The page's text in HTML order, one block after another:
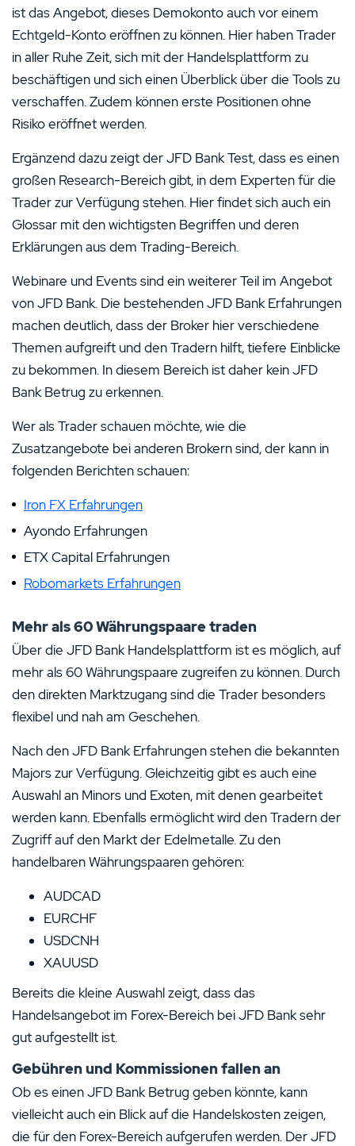
ist das Angebot, dieses Demokonto auch vor einem
Echtgeld-Konto eröffnen zu können. Hier haben Trader
in aller Ruhe Zeit, sich mit der Handelsplattform zu
beschäftigen und sich einen Überblick über die Tools zu
verschaffen. Zudem können erste Positionen ohne
Risiko eröffnet werden.
Ergänzend dazu zeigt der JFD Bank Test, dass es einen
großen Research-Bereich gibt, in dem Experten für die
Trader zur Verfügung stehen. Hier findet sich auch ein
Glossar mit den wichtigsten Begriffen und deren
Erklärungen aus dem Trading-Bereich.
Webinare und Events sind ein weiterer Teil im Angebot
von JFD Bank. Die bestehenden JFD Bank Erfahrungen
machen deutlich, dass der Broker hier verschiedene
Themen aufgreift und den Tradern hilft, tiefere Einblicke
zu bekommen. In diesem Bereich ist daher kein JFD
Bank Betrug zu erkennen.
Wer als Trader schauen möchte, wie die
Zusatzangebote bei anderen Brokern sind, der kann in
folgenden Berichten schauen:
Iron FX Erfahrungen
Ayondo Erfahrungen
ETX Capital Erfahrungen
Robomarkets Erfahrungen
Mehr als 60 Währungspaare traden
Über die JFD Bank Handelsplattform ist es möglich, auf
mehr als 60 Währungspaare zugreifen zu können. Durch
den direkten Marktzugang sind die Trader besonders
flexibel und nah am Geschehen.
Nach den JFD Bank Erfahrungen stehen die bekannten
Majors zur Verfügung. Gleichzeitig gibt es auch eine
Auswahl an Minors und Exoten, mit denen gearbeitet
werden kann. Ebenfalls ermöglicht wird den Tradern der
Zugriff auf den Markt der Edelmetalle. Zu den
handelbaren Währungspaaren gehören:
AUDCAD
EURCHF
USDCNH
XAUUSD
Bereits die kleine Auswahl zeigt, dass das
Handelsangebot im Forex-Bereich bei JFD Bank sehr
gut aufgestellt ist.
Gebühren und Kommissionen fallen an
Ob es einen JFD Bank Betrug geben könnte, kann
vielleicht auch ein Blick auf die Handelskosten zeigen,
die für den Forex-Bereich aufgerufen werden. Der JFD